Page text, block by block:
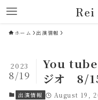
Rei
ホーム 出演情報
You tube
ジオ 8/
2023
8/19
出演情報 August 19,